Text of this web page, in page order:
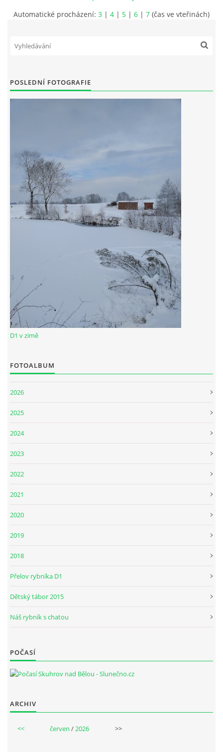
RYBÁŘSKÝ ŘÁD VÝCHODOČESKÉHO RYBÁŘSKEHO SVAZU
© 2026 eStránky.cz
Automatické procházení: 3 | 4 | 5 | 6 | 7 (čas ve vteřinách)
POSLEDNÍ FOTOGRAFIE
D1 v zimě
FOTOALBUM
2026
2025
2024
2023
2022
2021
2020
2019
2018
Přelov rybníka D1
Dětský tábor 2015
Náš rybník s chatou
POČASÍ
ARCHIV
<< červen /2026 >>